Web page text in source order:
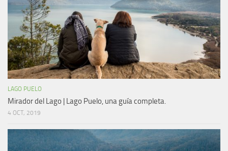
LAGO PUELO
Mirador del Lago | Lago Puelo, una guía completa.
4 OCT, 2019